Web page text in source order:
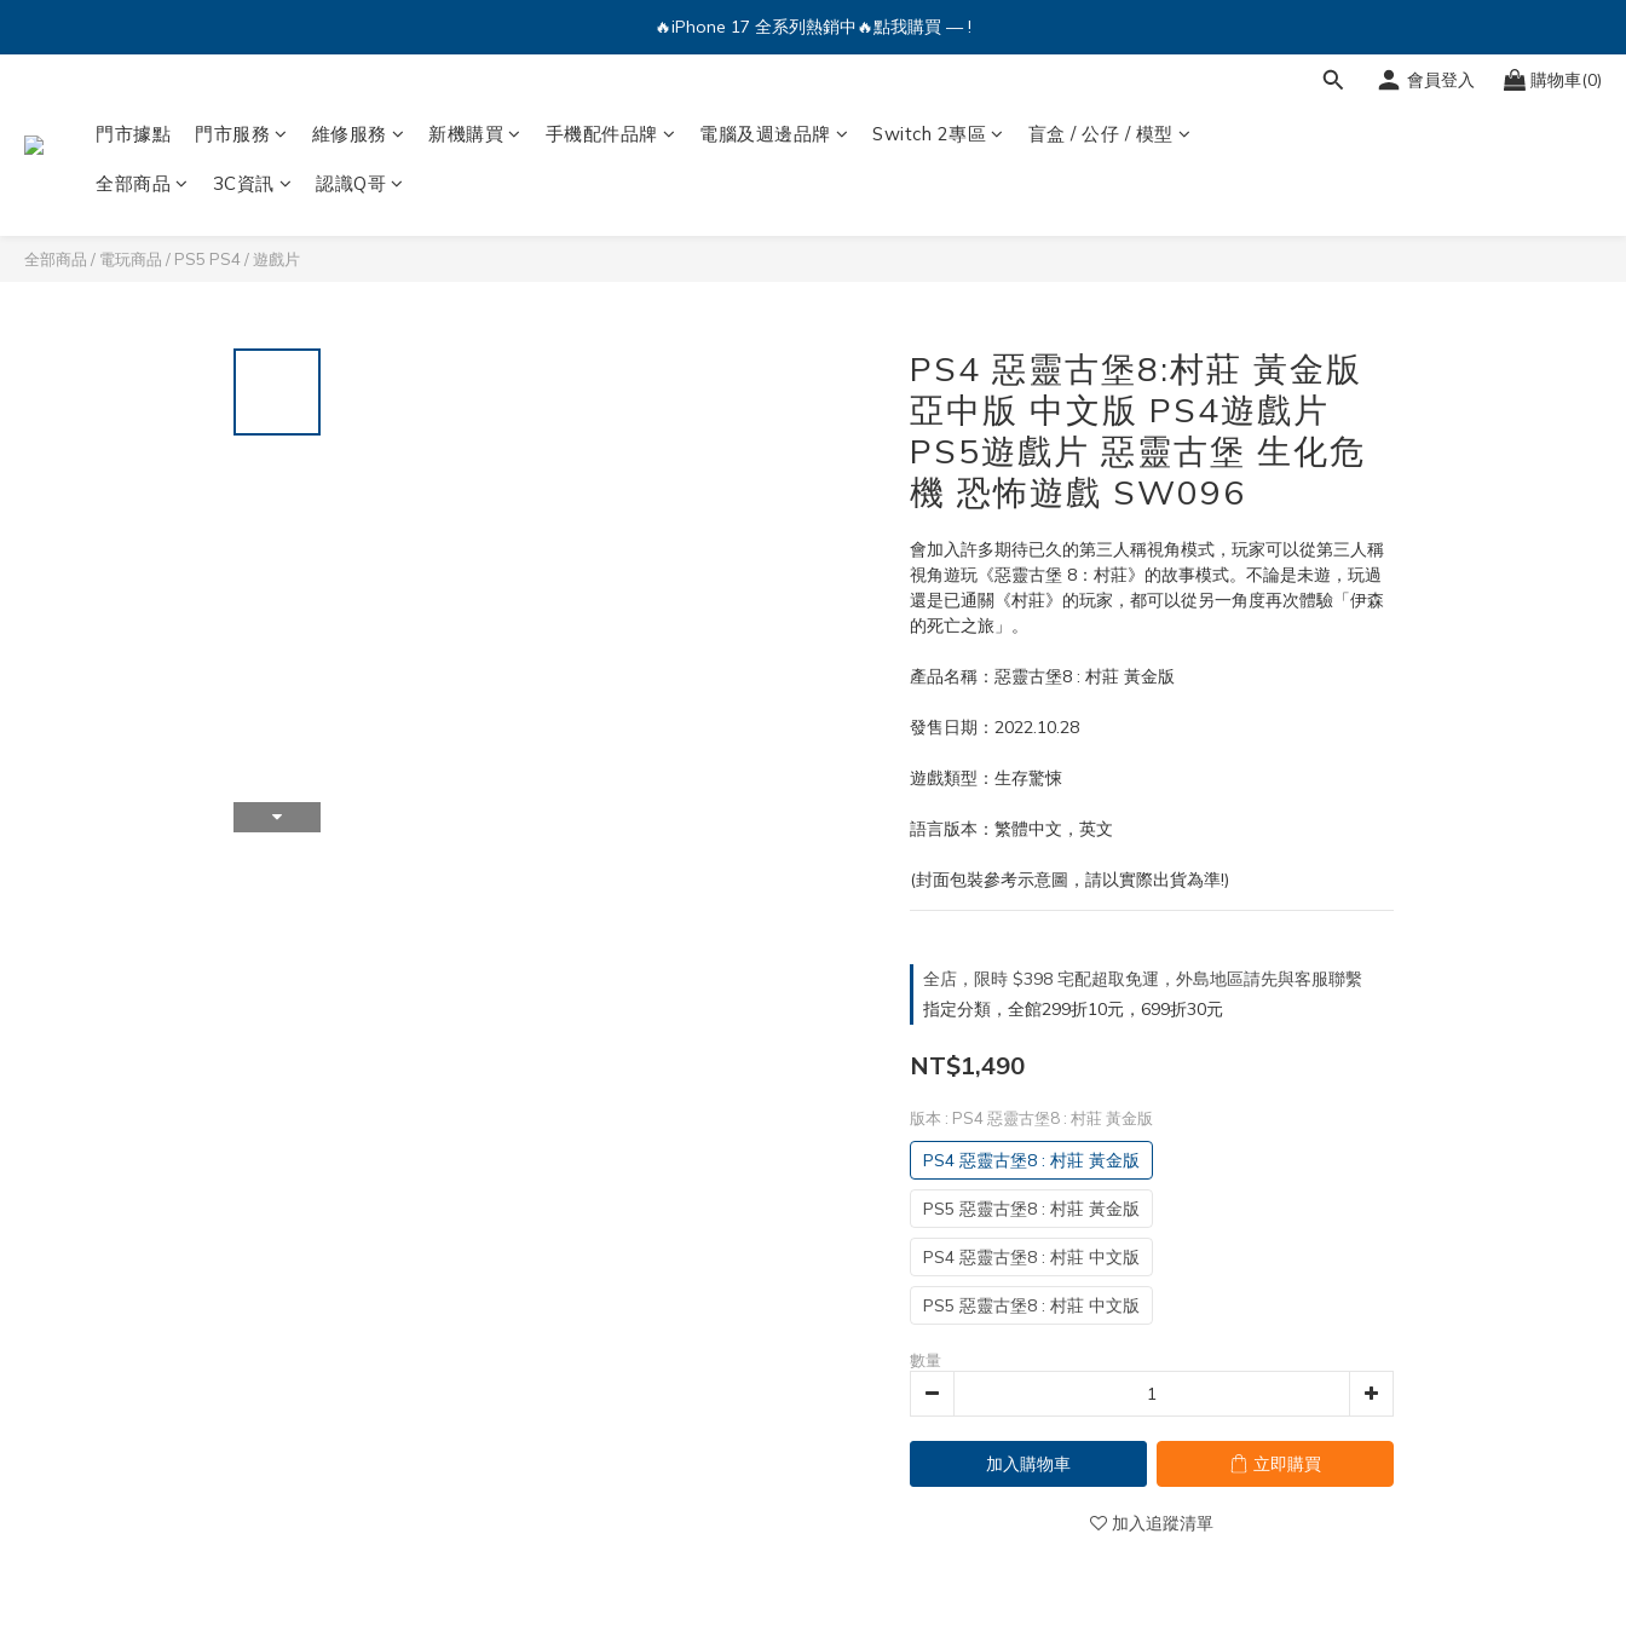
🔥iPhone 17 全系列熱銷中🔥點我購買 — !
🔥iPhone 17 全系列熱銷中🔥點我購買 — !
🔥iPhone 17 全系列熱銷中🔥點我購買 — !
會員登入 購物車(0)
門市據點 門市服務 維修服務 新機購買 手機配件品牌 電腦及週邊品牌 Switch 2專區 盲盒 / 公仔 / 模型
全部商品 3C資訊 認識Q哥
全部商品 / 電玩商品 / PS5 PS4/遊戲片
PS4 惡靈古堡8:村莊 黃金版
亞中版 中文版 PS4遊戲片
PS5遊戲片 惡靈古堡 生化危
機 恐怖遊戲 SW096
會加入許多期待已久的第三人稱視角模式，玩家可以從第三人稱
視角遊玩《惡靈古堡 8：村莊》的故事模式。不論是未遊，玩過
還是已通關《村莊》的玩家，都可以從另一角度再次體驗「伊森
的死亡之旅」。
產品名稱：惡靈古堡8 : 村莊 黃金版
發售日期：2022.10.28
遊戲類型：生存驚悚
語言版本：繁體中文，英文
(封面包裝參考示意圖，請以實際出貨為準!)
全店，限時 $398 宅配超取免運，外島地區請先與客服聯繫
指定分類，全館299折10元，699折30元
NT$1,490
版本 : PS4 惡靈古堡8 : 村莊 黃金版
PS4 惡靈古堡8 : 村莊 黃金版
PS5 惡靈古堡8 : 村莊 黃金版
PS4 惡靈古堡8 : 村莊 中文版
PS5 惡靈古堡8 : 村莊 中文版
數量
加入購物車 立即購買
加入追蹤清單